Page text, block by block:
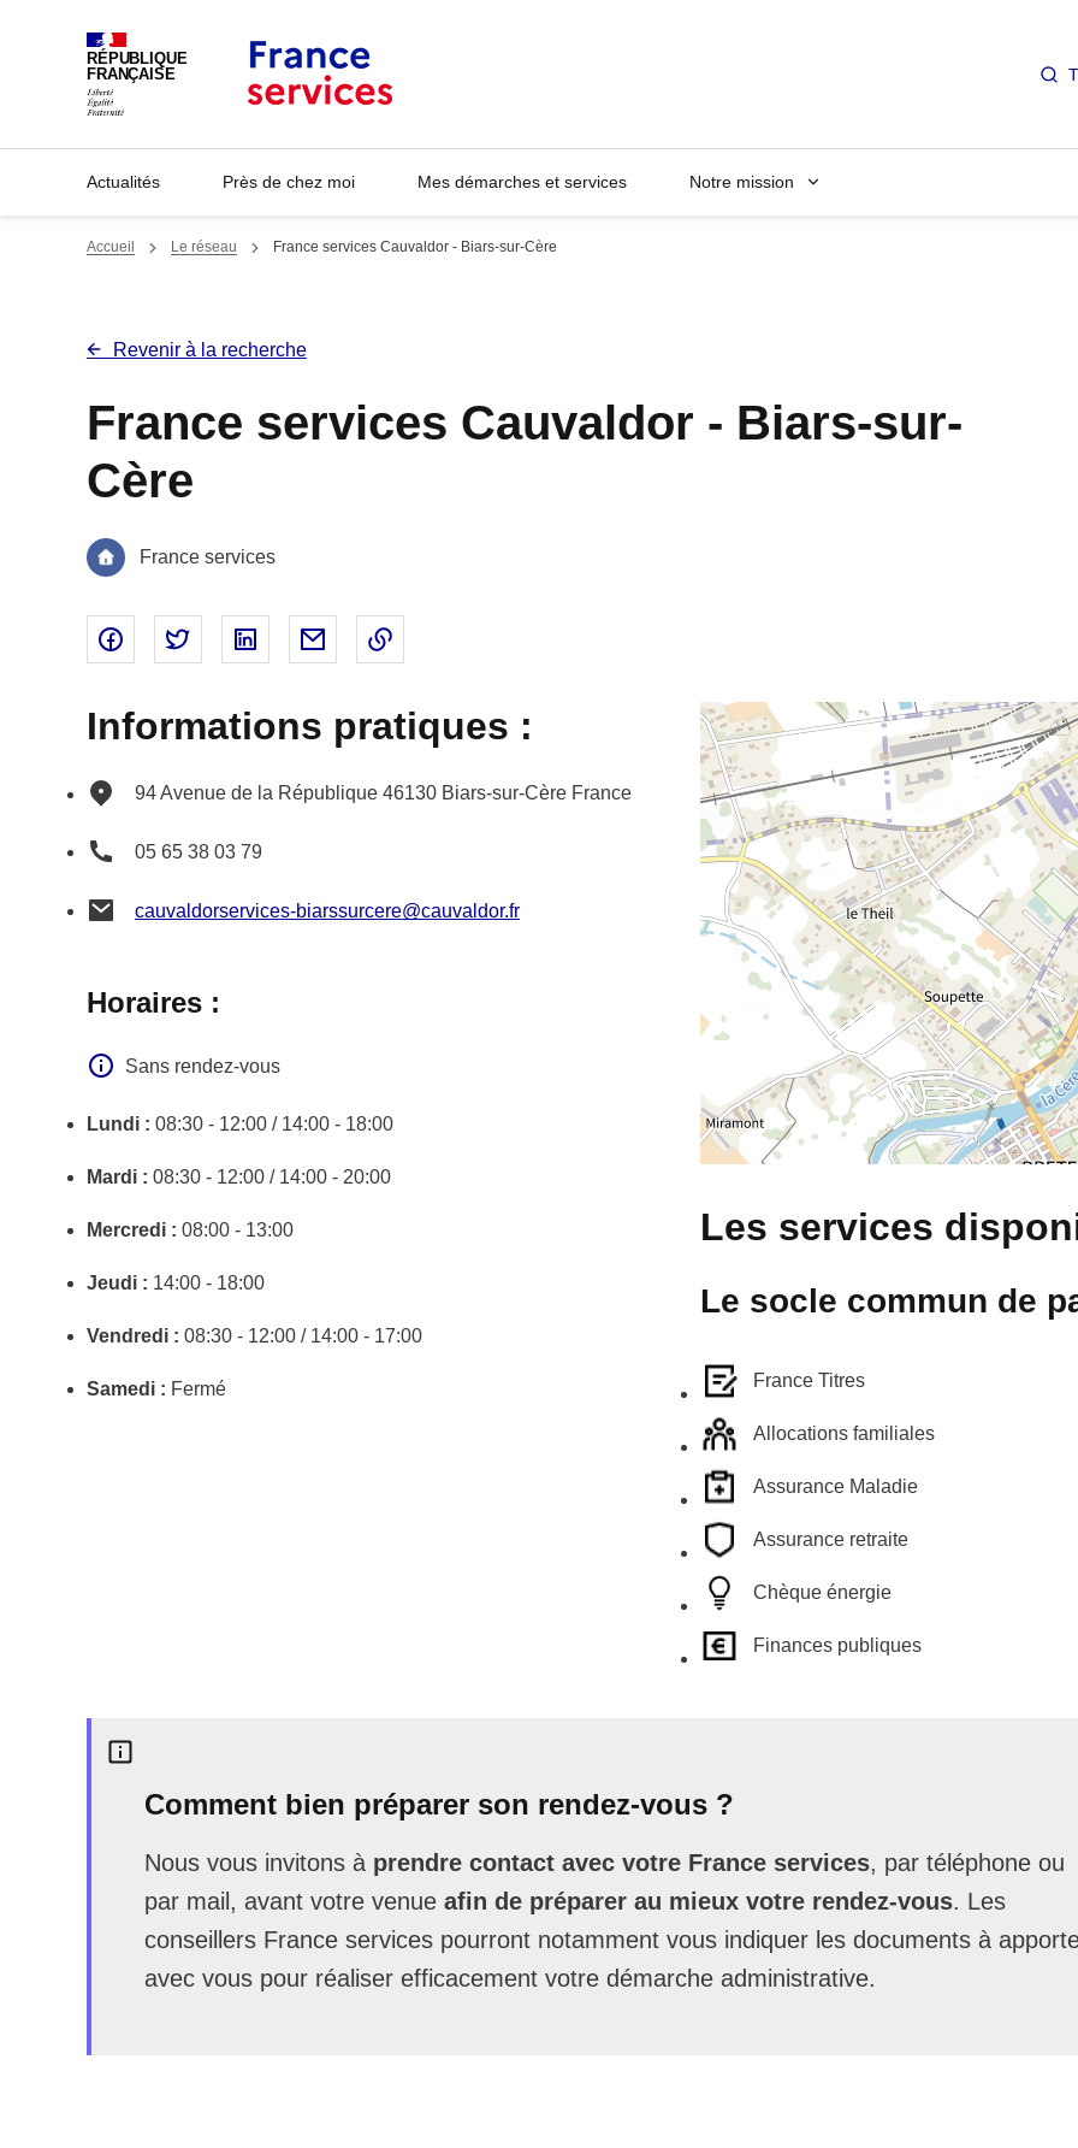
RÉPUBLIQUE
FRANÇAISE
Actualités Près de chez moi Mes démarches et services Notre mission
Accueil Le réseau France services Cauvaldor - Biars-sur-Cère
Revenir à la recherche
France services Cauvaldor - Biars-sur-
Cère
France services
Partager sur Facebook - nouvelle fenêtre
Partager sur Twitter - nouvelle fenêtre
Partager sur Linked In - nouvelle fenêtre
Partager par email - nouvelle fenêtre
Informations pratiques :
94 Avenue de la République 46130 Biars-sur-Cère France
05 65 38 03 79
cauvaldorservices-biarssurcere@cauvaldor.fr
Horaires :
Sans rendez-vous
Lundi : 08:30 - 12:00 / 14:00 - 18:00
Mardi : 08:30 - 12:00 / 14:00 - 20:00
Mercredi : 08:00 - 13:00
Jeudi : 14:00 - 18:00
Vendredi : 08:30 - 12:00 / 14:00 - 17:00
Samedi : Fermé
Les services
Le socle commun de
France Titres
Allocations familiales
Assurance Maladie
Assurance retraite
Chèque énergie
Finances publiques
Comment bien préparer son rendez-vous ?
Nous vous invitons à prendre contact avec votre France services, par téléphone ou
par mail, avant votre venue afin de préparer au mieux votre rendez-vous. Les
conseillers France services pourront notamment vous indiquer les documents à
avec vous pour réaliser efficacement votre démarche administrative.